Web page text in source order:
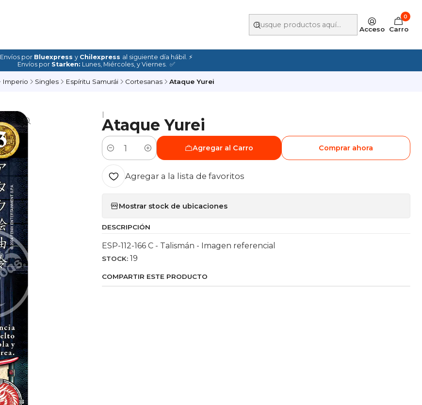
Acceso
0
Carro
Envíos por Bluexpress y Chilexpress al siguiente día hábil. ⚡
Envíos por Starken: Lunes, Miércoles, y Viernes. ✅
Imperio Singles Espíritu Samurái Cortesanas Ataque Yurei
|
Ataque Yurei
Cantidad
Agregar al Carro Comprar ahora
Agregar a la lista de favoritos
Mostrar stock de ubicaciones
DESCRIPCIÓN
ESP-112-166 C - Talismán - Imagen referencial
STOCK: 19
COMPARTIR ESTE PRODUCTO